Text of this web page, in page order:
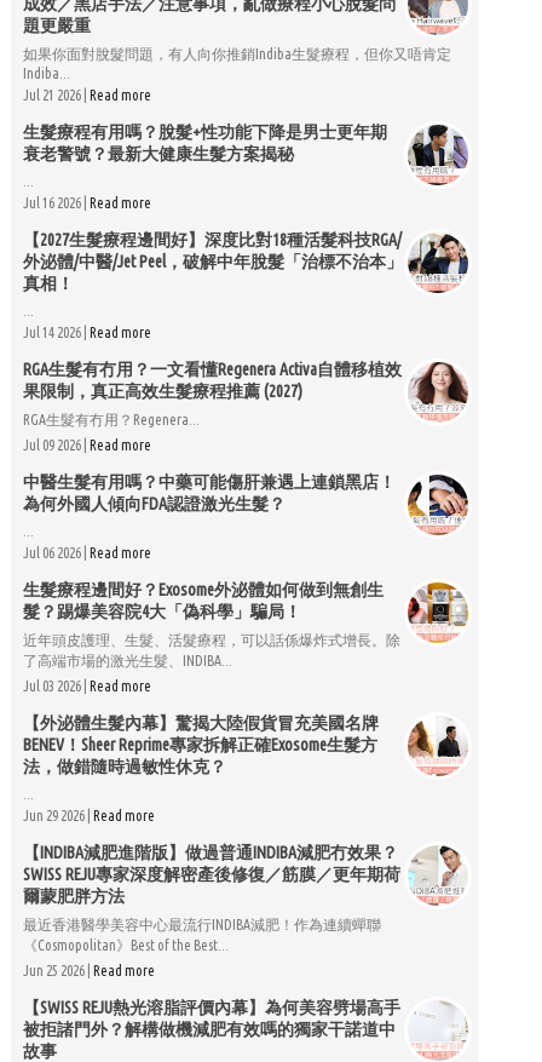
題更嚴重
如果你面對脫髮問題，有人向你推銷Indiba生髮療程，但你又唔肯定
Indiba...
Jul 21 2026 | Read more
生髮療程有用嗎？脫髮+性功能下降是男士更年期
衰老警號？最新大健康生髮方案揭秘
Jul 16 2026 | Read more
【2027生髮療程邊間好】深度比對18種活髮科技RGA/
外泌體/中醫/Jet Peel，破解中年脫髮「治標不治本」
真相！
Jul 14 2026 | Read more
RGA生髮有冇用？一文看懂Regenera Activa自體移植效
果限制，真正高效生髮療程推薦 (2027)
RGA生髮有冇用？Regenera...
Jul 09 2026 | Read more
中醫生髮有用嗎？中藥可能傷肝兼遇上連鎖黑店！
為何外國人傾向FDA認證激光生髮？
Jul 06 2026 | Read more
生髮療程邊間好？Exosome外泌體如何做到無創生
髮？踢爆美容院4大「偽科學」騙局！
近年頭皮護理、生髮、活髮療程，可以話係爆炸式增長。除
了高端市場的激光生髮、INDIBA...
Jul 03 2026 | Read more
【外泌體生髮內幕】驚揭大陸假貨冒充美國名牌
BENEV！Sheer Reprime專家拆解正確Exosome生髮方
法，做錯隨時過敏性休克？
Jun 29 2026 | Read more
【INDIBA減肥進階版】做過普通INDIBA減肥冇效果？
SWISS REJU專家深度解密產後修復／筋膜／更年期荷
爾蒙肥胖方法
最近香港醫學美容中心最流行INDIBA減肥！作為連續蟬聯
《Cosmopolitan》Best of the Best...
Jun 25 2026 | Read more
【SWISS REJU熱光溶脂評價內幕】為何美容劈場高手
被拒諸門外？解構做機減肥有效嗎的獨家干諾道中
故事